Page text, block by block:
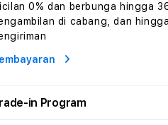
Kesejahteraan
Profesional
Profesional
0% dan berbunga hingga
di cabang, dan
in Program